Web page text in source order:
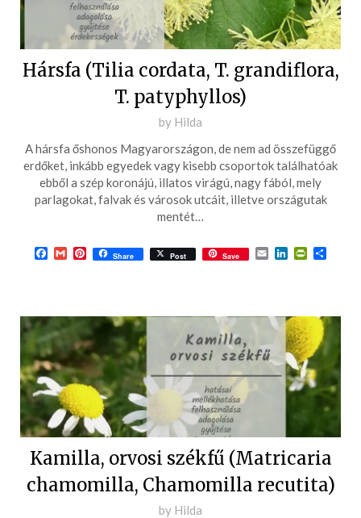
Hársfa (Tilia cordata, T. grandiflora,
T. patyphyllos)
Posted
2016-
05-
26
by Hilda
A hársfa őshonos Magyarországon, de nem ad összefüggő
erdőket, inkább egyedek vagy kisebb csoportok találhatóak
ebből a szép koronájú, illatos virágú, nagy fából, mely
parlagokat, falvak és városok utcáit, illetve országutak
mentét…
Facebook
GmailPinterest
Share Post Save EmailLinkedIn
Kamilla, orvosi székfű (Matricaria
chamomilla, Chamomilla recutita)
Posted
by Hilda